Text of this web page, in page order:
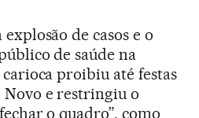
de casos e o
de saúde na
proibiu até festas
e restringiu o
o quadro”, como